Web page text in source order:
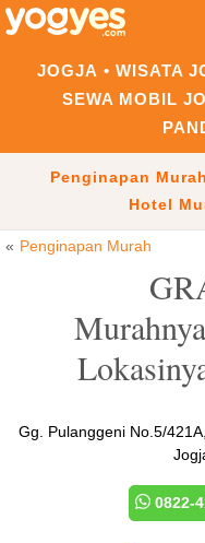
JOGJA WISATA
SEWA MOBIL
Penginapan Murah
Hotel
Penginapan Murah
Gg. Pulanggeni No.5/
0822-